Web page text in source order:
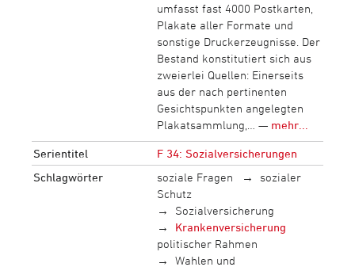
umfasst fast 4000 Postkarten,
Plakate aller Formate und
sonstige Druckerzeugnisse. Der
Bestand konstitutiert sich aus
zweierlei Quellen: Einerseits
aus der nach pertinenten
Gesichtspunkten angelegten
Plakatsammlung,… — mehr...
Serientitel
F 34: Sozialversicherungen
Schlagwörter
soziale Fragen
sozialer
Schutz
Sozialversicherung
Krankenversicherung
politischer Rahmen
Wahlen und